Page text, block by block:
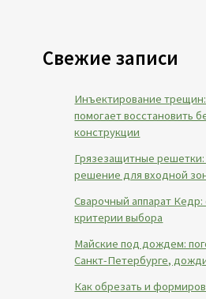
Свежие записи
Инъектирование
помогает восстановить
конструкции
Грязезащитные решетки:
решение для входной
Сварочный аппарат
критерии выбора
Майские под дождем:
Санкт-Петербурге,
Как обрезать и